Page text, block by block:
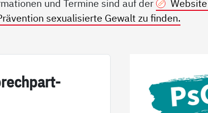
und Termine sind auf der
sexualisierte Gewalt zu finden.